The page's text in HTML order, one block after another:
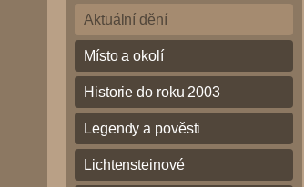
Aktuální dění
Místo a okolí
Historie do roku 2003
Legendy a pověsti
Lichtensteinové